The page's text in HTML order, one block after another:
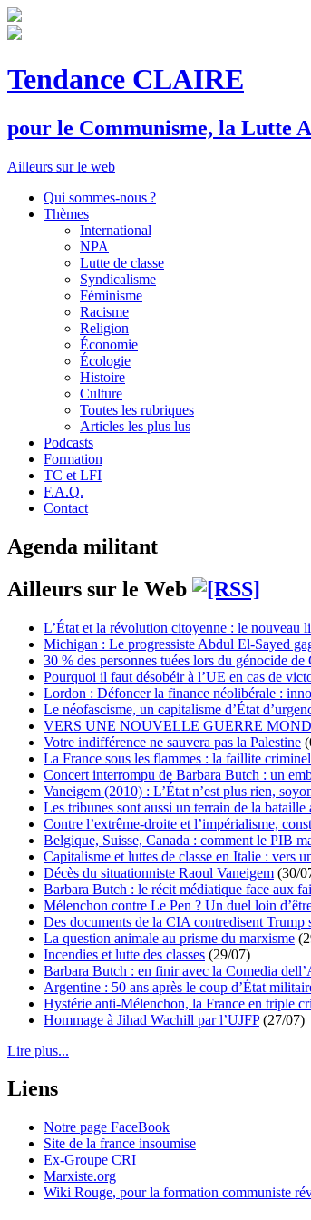
Tendance CLAIRE
pour le Communisme, la Lutte A
Ailleurs sur le web
Qui sommes-nous ?
Thèmes
International
NPA
Lutte de classe
Syndicalisme
Féminisme
Racisme
Religion
Économie
Écologie
Histoire
Culture
Toutes les rubriques
Articles les plus lus
Podcasts
Formation
TC et LFI
F.A.Q.
Contact
Agenda militant
Ailleurs sur le Web
L’État et la révolution citoyenne : le nouveau
Michigan : Le progressiste Abdul El-Sayed
30 % des personnes tuées lors du génocide
Pourquoi il faut désobéir à l’UE en cas de
Lordon : Défoncer la finance néolibérale :
Le néofascisme, un capitalisme d’État
VERS UNE NOUVELLE GUERRE
Votre indifférence ne sauvera pas la Palestine
La France sous les flammes : la faillite
Concert interrompu de Barbara Butch : un
Vaneigem (2010) : L’État n’est plus rien,
Les tribunes sont aussi un terrain de la bataille
Contre l’extrême-droite et l’impérialisme,
Belgique, Suisse, Canada : comment le PIB
Capitalisme et luttes de classe en Italie : vers
Décès du situationniste Raoul Vaneigem (30/
Barbara Butch : le récit médiatique face aux
Mélenchon contre Le Pen ? Un duel loin
Des documents de la CIA contredisent Trump
La question animale au prisme du marxisme
Incendies et lutte des classes (29/07)
Barbara Butch : en finir avec la Comedia
Argentine : 50 ans après le coup d’État
Hystérie anti-Mélenchon, la France en triple
Hommage à Jihad Wachill par l’UJFP(27/07)
Lire plus...
Liens
Notre page FaceBook
Site de la france insoumise
Ex-Groupe CRI
Marxiste.org
Wiki Rouge, pour la formation communiste